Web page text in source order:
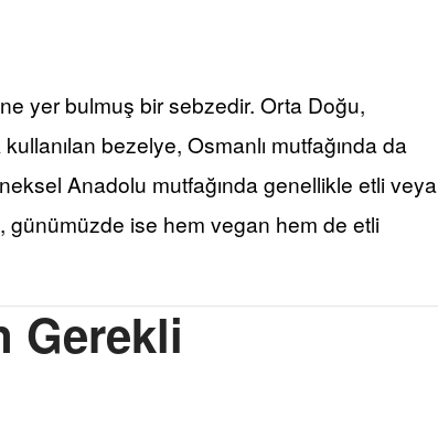
yer bulmuş bir sebzedir. Orta Doğu,
bezelye, Osmanlı mutfağında da
Anadolu mutfağında genellikle etli veya
günümüzde ise hem vegan hem de etli
Gerekli